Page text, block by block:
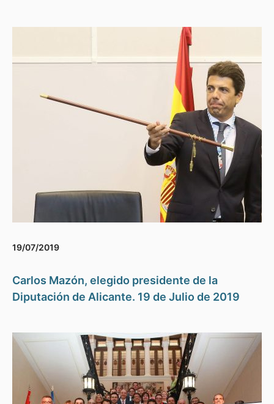
19/07/2019
Carlos Mazón, elegido presidente de la
Diputación de Alicante. 19 de Julio de 2019